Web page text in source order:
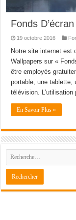
Fonds
19 octobre 2016
Notre site internet est
Wallpapers sur «
être employés
portable, une tablette,
télévision.
En Savoir Plus »